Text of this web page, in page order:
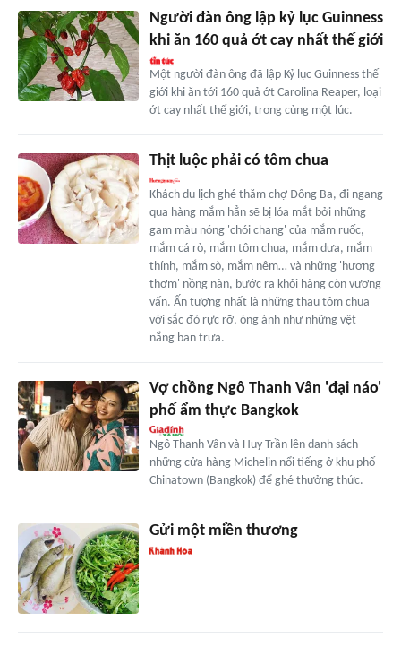
Người đàn ông lập kỷ lục Guinness
khi ăn 160 quả ớt cay nhất thế giới
Một người đàn ông đã lập Kỷ lục Guinness thế
giới khi ăn tới 160 quả ớt Carolina Reaper, loại
ớt cay nhất thế giới, trong cùng một lúc.
Thịt luộc phải có tôm chua
Khách du lịch ghé thăm chợ Đông Ba, đi ngang
qua hàng mắm hẳn sẽ bị lóa mắt bởi những
gam màu nóng 'chói chang' của mắm ruốc,
mắm cá rò, mắm tôm chua, mắm dưa, mắm
thính, mắm sò, mắm nêm… và những 'hương
thơm' nồng nàn, bước ra khỏi hàng còn vương
vấn. Ấn tượng nhất là những thau tôm chua
với sắc đỏ rực rỡ, óng ánh như những vệt
nắng ban trưa.
Vợ chồng Ngô Thanh Vân 'đại náo'
phố ẩm thực Bangkok
Ngô Thanh Vân và Huy Trần lên danh sách
những cửa hàng Michelin nổi tiếng ở khu phố
Chinatown (Bangkok) để ghé thưởng thức.
Gửi một miền thương